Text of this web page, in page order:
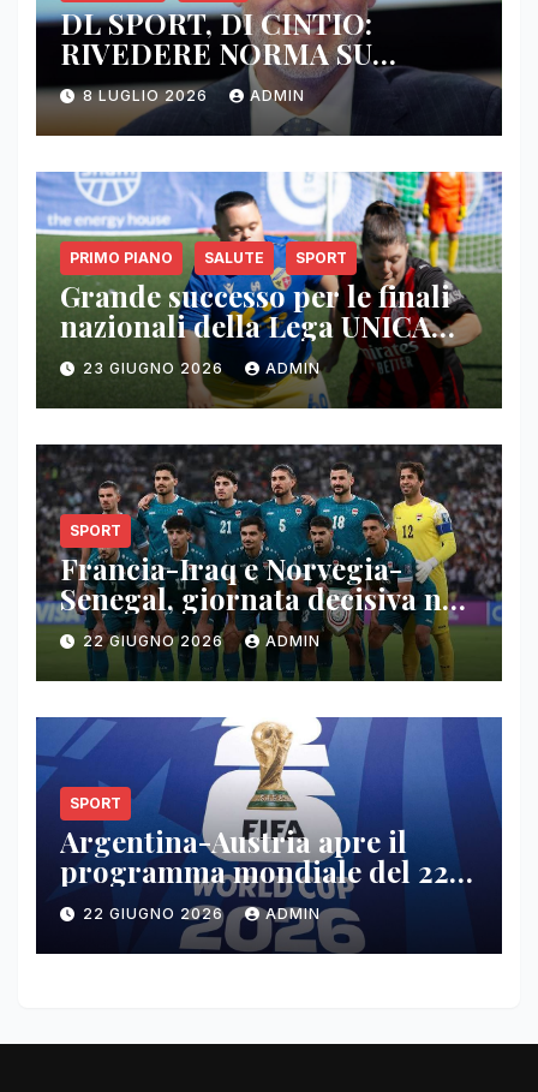
DL SPORT, DI CINTIO:
RIVEDERE NORMA SU
SPOSTAMENTO RISORSE 1%,
NON EQUA
8 LUGLIO 2026 ADMIN
PRIMO PIANO SALUTE SPORT
Grande successo per le finali
nazionali della Lega UNICA
Snam: tre giorni di sport,
inclusione e condivisione
23 GIUGNO 2026 ADMIN
SPORT
Francia-Iraq e Norvegia-
Senegal, giornata decisiva nel
gruppo I
22 GIUGNO 2026 ADMIN
SPORT
Argentina-Austria apre il
programma mondiale del 22
giugno
22 GIUGNO 2026 ADMIN